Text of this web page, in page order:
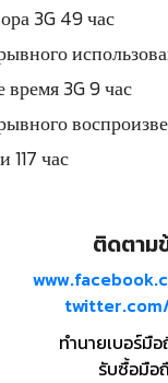
3G 49 час
3G 9 час
час
ติดตาม
ทำนายเบอร์มื
รับซื้อมือ